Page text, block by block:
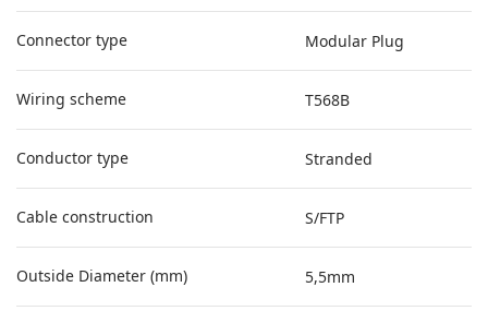
Connector type Modular Plug
Wiring scheme T568B
Conductor type Stranded
Cable construction S/FTP
Outside Diameter (mm) 5,5mm